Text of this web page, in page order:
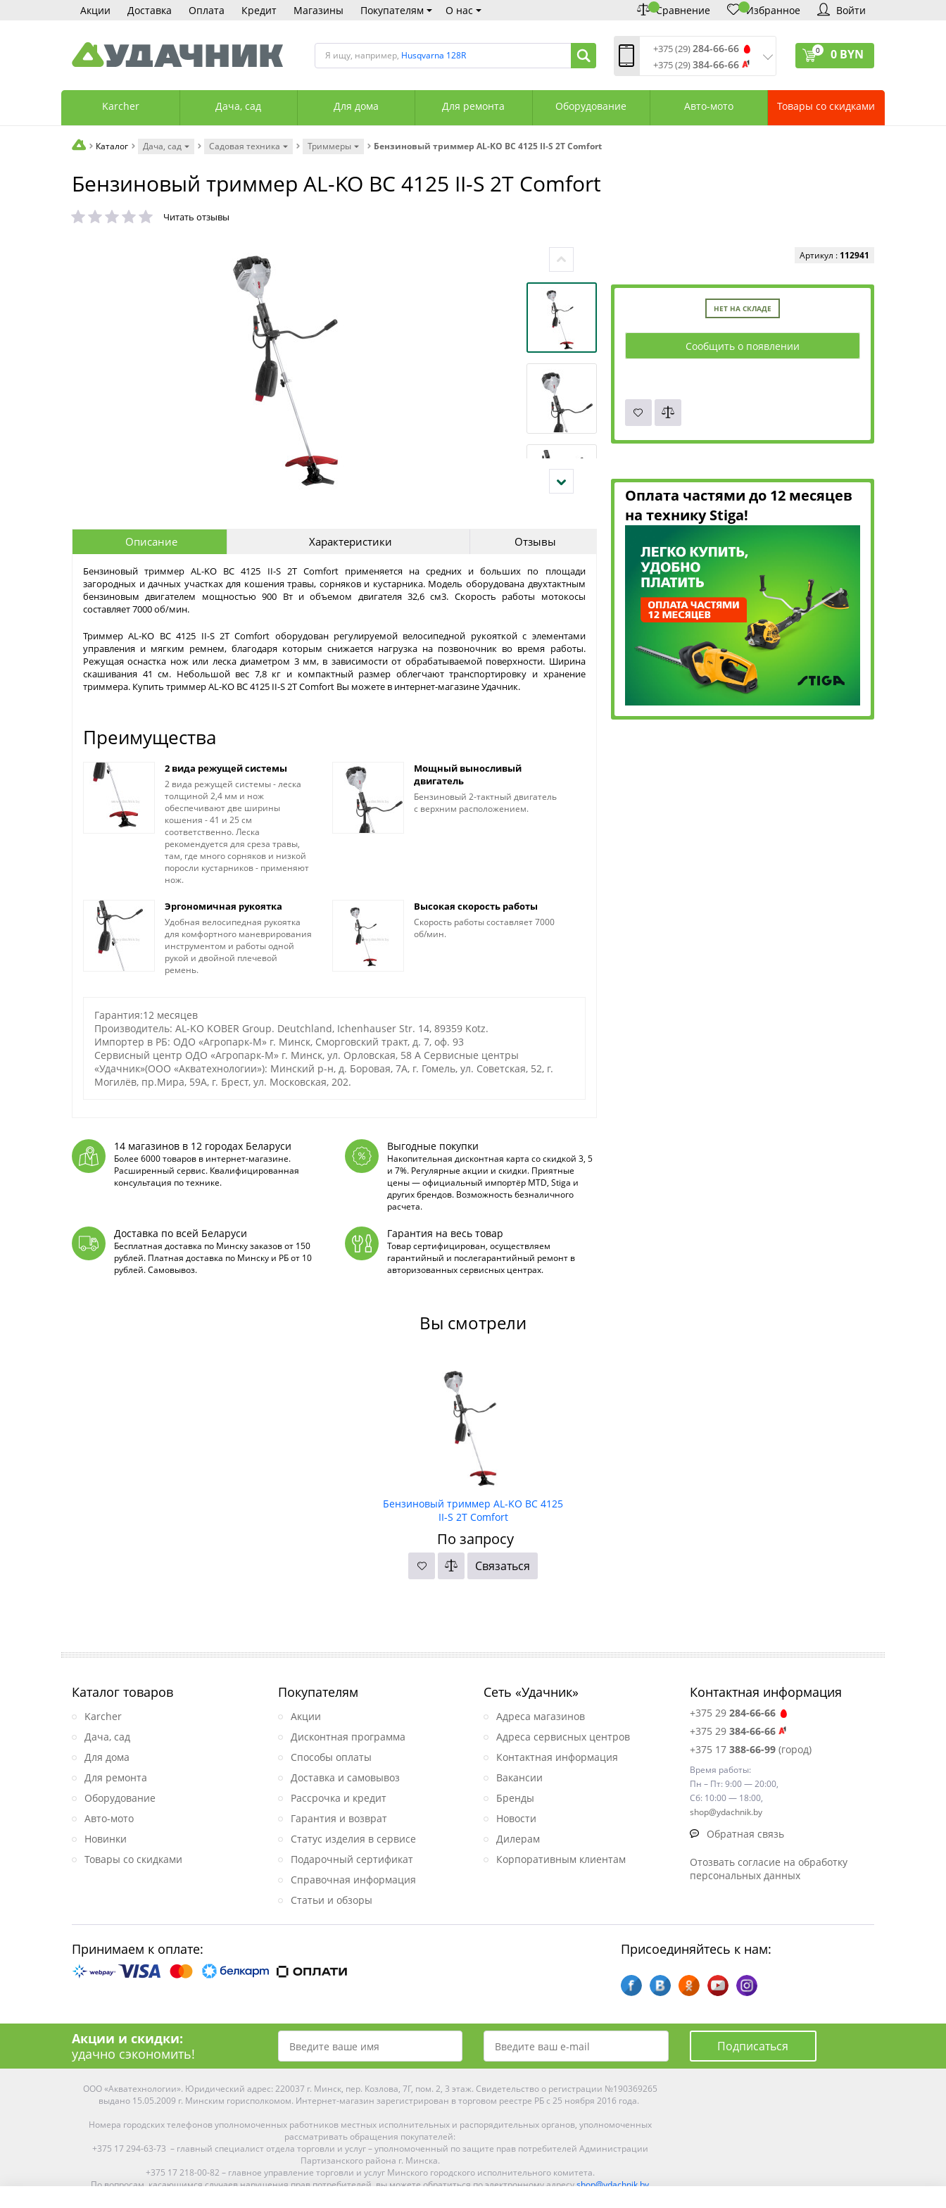
Акции Доставка Оплата Кредит Магазины Покупателям О нас Сравнение Избранное Войти
Я ищу, например, Husqvarna 128R +375 (29)284-66-66
+375 (29)384-66-66
Сб: 10:00—18:00
0 0 BYN
Karcher Дача, сад Для дома Для ремонта Оборудование Авто-мото Товары со скидками
Каталог Дача, сад Садовая техника Триммеры Бензиновый триммер AL-KO ВС 4125 II-S 2T Comfort
Бензиновый триммер AL-KO ВС 4125 II-S 2T Comfort
Читать отзывы
Артикул : 112941
НЕТ НА СКЛАДЕ
Сообщить о появлении
Оплата частями до 12 месяцев
на технику Stiga!
Описание Характеристики Отзывы
Бензиновый триммер AL-KO ВС 4125 II-S 2T Comfort применяется на средних и больших по площади
загородных и дачных участках для кошения травы, сорняков и кустарника. Модель оборудована двухтактным
бензиновым двигателем мощностью 900 Вт и объемом двигателя 32,6 см3. Скорость работы мотокосы
составляет 7000 об/мин.
Триммер AL-KO ВС 4125 II-S 2T Comfort оборудован регулируемой велосипедной рукояткой с элементами
управления и мягким ремнем, благодаря которым снижается нагрузка на позвоночник во время работы.
Режущая оснастка нож или леска диаметром 3 мм, в зависимости от обрабатываемой поверхности. Ширина
скашивания 41 см. Небольшой вес 7,8 кг и компактный размер облегчают транспортировку и хранение
триммера. Купить триммер AL-KO ВС 4125 II-S 2T Comfort Вы можете в интернет-магазине Удачник.
Преимущества
2 вида режущей системы
2 вида режущей системы - леска
толщиной 2,4 мм и нож
обеспечивают две ширины
кошения - 41 и 25 см
соответственно. Леска
рекомендуется для среза травы,
там, где много сорняков и низкой
поросли кустарников - применяют
нож.
Мощный выносливый
двигатель
Бензиновый 2-тактный двигатель
с верхним расположением.
Эргономичная рукоятка
Удобная велосипедная рукоятка
для комфортного маневрирования
инструментом и работы одной
рукой и двойной плечевой
ремень.
Высокая скорость работы
Скорость работы составляет 7000
об/мин.
Гарантия:12 месяцев
Производитель: AL-KO KOBER Group. Deutchland, Ichenhauser Str. 14, 89359 Kotz.
Импортер в РБ: ОДО «Агропарк-М» г. Минск, Сморговский тракт, д. 7, оф. 93
Сервисный центр ОДО «Агропарк-М» г. Минск, ул. Орловская, 58 А Сервисные центры
«Удачник»(ООО «Акватехнологии»): Минский р-н, д. Боровая, 7А, г. Гомель, ул. Советская, 52, г.
Могилёв, пр.Мира, 59А, г. Брест, ул. Московская, 202.
14 магазинов в 12 городах Беларуси
Более 6000 товаров в интернет-магазине.
Расширенный сервис. Квалифицированная
консультация по технике.
Выгодные покупки
Накопительная дисконтная карта со скидкой 3, 5
и 7%. Регулярные акции и скидки. Приятные
цены — официальный импортёр MTD, Stiga и
других брендов. Возможность безналичного
расчета.
Доставка по всей Беларуси
Бесплатная доставка по Минску заказов от 150
рублей. Платная доставка по Минску и РБ от 10
рублей. Самовывоз.
Гарантия на весь товар
Товар сертифицирован, осуществляем
гарантийный и послегарантийный ремонт в
авторизованных сервисных центрах.
Вы смотрели
Бензиновый триммер AL-KO ВС 4125
II-S 2T Comfort
По запросу
Связаться
Каталог товаров
Karcher
Дача, сад
Для дома
Для ремонта
Оборудование
Авто-мото
Новинки
Товары со скидками
Покупателям
Акции
Дисконтная программа
Способы оплаты
Доставка и самовывоз
Рассрочка и кредит
Гарантия и возврат
Статус изделия в сервисе
Подарочный сертификат
Справочная информация
Статьи и обзоры
Сеть «Удачник»
Адреса магазинов
Адреса сервисных центров
Контактная информация
Вакансии
Бренды
Новости
Дилерам
Корпоративным клиентам
Контактная информация
+375 29 284-66-66
+375 29 384-66-66
+375 17 388-66-99(город)
Время работы:
Пн – Пт: 9:00 — 20:00,
Сб: 10:00 — 18:00,
shop@ydachnik.by
Обратная связь
Отозвать согласие на обработку
персональных данных
Принимаем к оплате: Присоединяйтесь к нам:
Акции и скидки:
удачно сэкономить!
Подписаться
ООО «Акватехнологии». Юридический адрес: 220037 г. Минск, пер. Козлова, 7Г, пом. 2, 3 этаж. Свидетельство о регистрации №190369265
выдано 15.05.2009 г. Минским горисполкомом. Интернет-магазин зарегистрирован в торговом реестре РБ с 25 ноября 2016 года.
Номера городских телефонов уполномоченных работников местных исполнительных и распорядительных органов, уполномоченных
рассматривать обращения покупателей:
+375 17 294-63-73 – главный специалист отдела торговли и услуг – уполномоченный по защите прав потребителей Администрации
Партизанского района г. Минска.
+375 17 218-00-82 – главное управление торговли и услуг Минского городского исполнительного комитета.
По вопросам, касающимся случаев нарушения прав потребителей, вы можете обратиться по электронному адресуshop@ydachnik.by